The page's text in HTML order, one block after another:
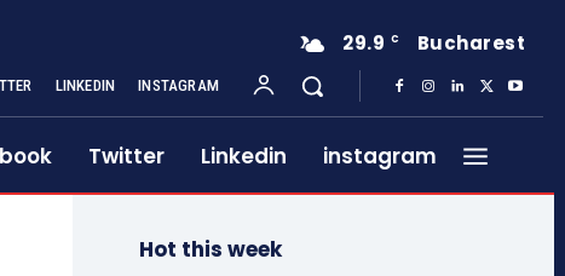
29.9 C Bucharest
LINKEDIN INSTAGRAM
Twitter Linkedin instagram
Hot this week